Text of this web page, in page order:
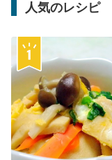
人気のレシピ